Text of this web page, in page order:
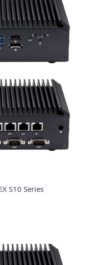
S10 Series